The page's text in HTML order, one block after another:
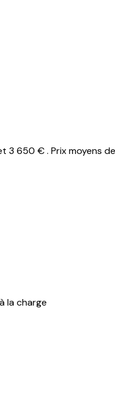
650 € . Prix moyens
la charge